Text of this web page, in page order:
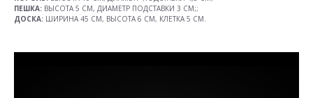
ПЕШКА: ВЫСОТА 5 СМ, ДИАМЕТР ПОДСТАВКИ 3 СМ;;
ДОСКА: ШИРИНА 45 СМ, ВЫСОТА 6 СМ, КЛЕТКА 5 СМ.